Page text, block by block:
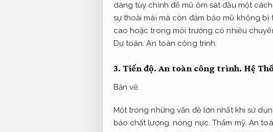
dàng tùy chỉnh để mũ ôm sát đầu một
sự thoải mái mà còn đảm bảo mũ không
cao hoặc trong môi trường có nhiều
Dự toán. An toàn công trình.
3. Tiến độ. An toàn công trình. Hệ
Bản vẽ.
Một trong những vấn đề lớn nhất khi sử
bảo chất lượng. nóng nực.Thẩm mỹ. An